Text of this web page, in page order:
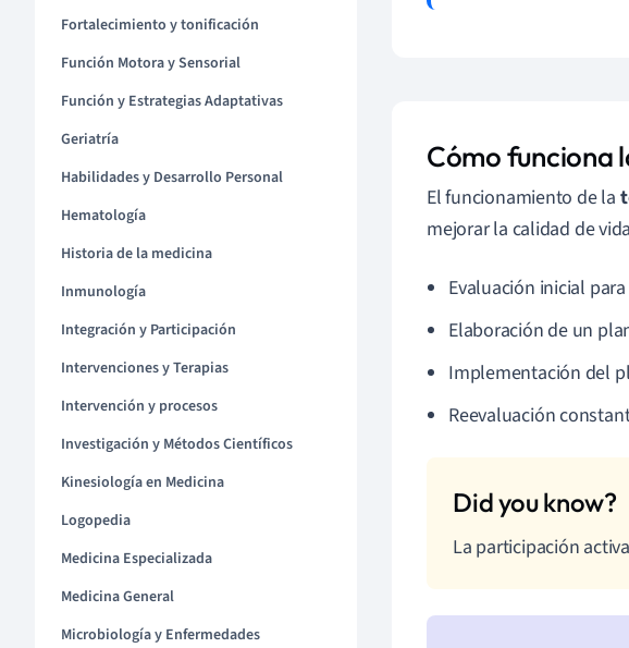
Fortalecimiento y tonificación
Función Motora y Sensorial
Función y Estrategias Adaptativas
Geriatría
Habilidades y Desarrollo Personal
Hematología
Historia de la medicina
Inmunología
Integración y Participación
Intervenciones y Terapias
Intervención y procesos
Investigación y Métodos Científicos
Kinesiología en Medicina
Logopedia
Medicina Especializada
Medicina General
Microbiología y Enfermedades
Cómo funciona
El funcionamiento de la
mejorar la calidad de
Evaluación inicial
Elaboración de un
Implementación del
Reevaluación
La participación